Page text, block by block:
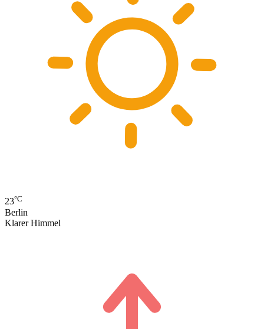
23°C
Berlin
Klarer Himmel